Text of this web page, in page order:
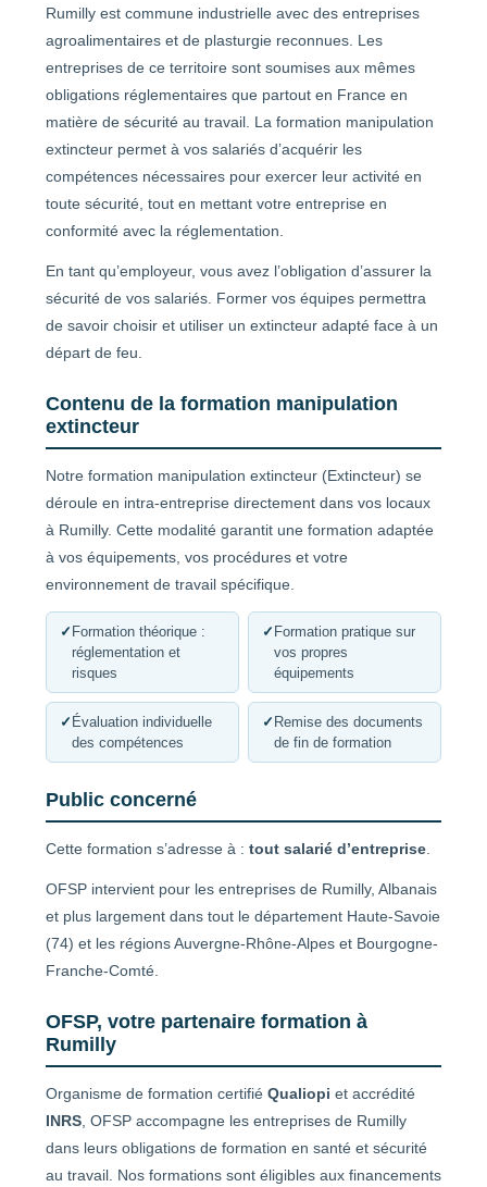
Rumilly est commune industrielle avec des entreprises
agroalimentaires et de plasturgie reconnues. Les
entreprises de ce territoire sont soumises aux mêmes
obligations réglementaires que partout en France en
matière de sécurité au travail. La formation manipulation
extincteur permet à vos salariés d’acquérir les
compétences nécessaires pour exercer leur activité en
toute sécurité, tout en mettant votre entreprise en
conformité avec la réglementation.
En tant qu’employeur, vous avez l’obligation d’assurer la
sécurité de vos salariés. Former vos équipes permettra
de savoir choisir et utiliser un extincteur adapté face à un
départ de feu.
Contenu de la formation manipulation
extincteur
Notre formation manipulation extincteur (Extincteur) se
déroule en intra-entreprise directement dans vos locaux
à Rumilly. Cette modalité garantit une formation adaptée
à vos équipements, vos procédures et votre
environnement de travail spécifique.
✓ Formation théorique :
réglementation et
risques
✓ Formation pratique sur
vos propres
équipements
✓ Évaluation individuelle
des compétences
✓ Remise des documents
de fin de formation
Public concerné
Cette formation s’adresse à : tout salarié d’entreprise
OFSP intervient pour les entreprises de Rumilly, Albanais
et plus largement dans tout le département Haute-Savoie
(74) et les régions Auvergne-Rhône-Alpes et Bourgogne-
Franche-Comté.
OFSP, votre partenaire formation à
Rumilly
Organisme de formation certifié Qualiopi et accrédité
INRS , OFSP accompagne les entreprises de Rumilly
dans leurs obligations de formation en santé et sécurité
au travail. Nos formations sont éligibles aux financements